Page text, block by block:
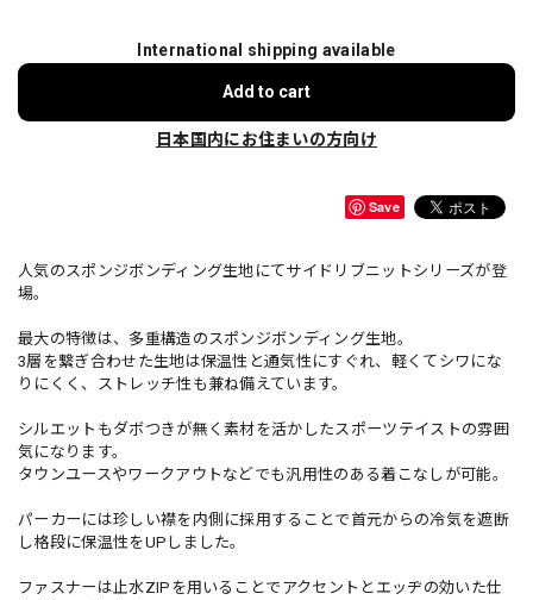
International shipping available
Add to cart
日本国内にお住まいの方向け
Save
人気のスポンジボンディング生地にてサイドリブニットシリーズが登
場。
最大の特徴は、多重構造のスポンジボンディング生地。
3層を繋ぎ合わせた生地は保温性と通気性にすぐれ、軽くてシワにな
りにくく、ストレッチ性も兼ね備えています。
シルエットもダボつきが無く素材を活かしたスポーツテイストの雰囲
気になります。
タウンユースやワークアウトなどでも汎用性のある着こなしが可能。
パーカーには珍しい襟を内側に採用することで首元からの冷気を遮断
し格段に保温性をUPしました。
ファスナーは止水ZIPを用いることでアクセントとエッヂの効いた仕